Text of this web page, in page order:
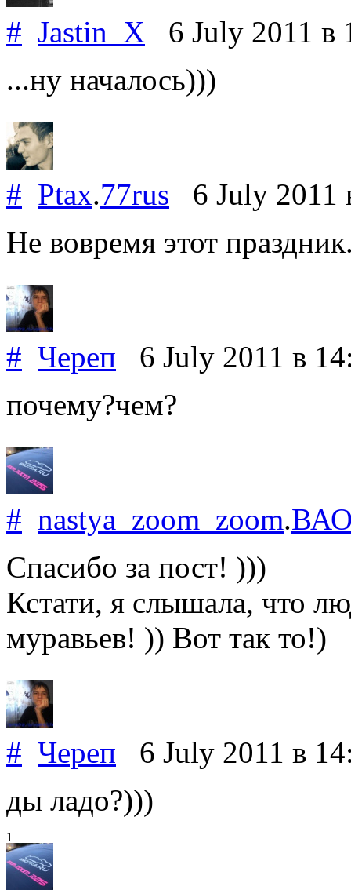
# Jastin_X 6 July 2011 в
...ну началось)))
# Ptax.77rus 6 July 2011
Не вовремя этот
# Череп 6 July 2011 в
почему?чем?
# nastya_zoom_zoom.
Спасибо за пост! )))
Кстати, я слышала, что
муравьев! )) Вот так то!)
# Череп 6 July 2011 в
ды ладо?)))
1